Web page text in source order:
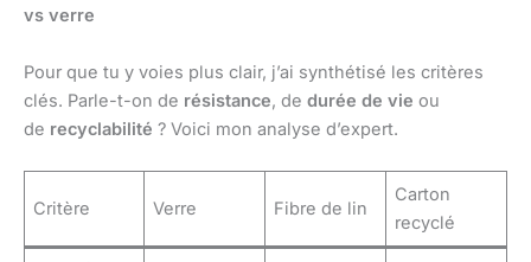
vs verre
Pour que tu y voies plus clair, j’ai synthétisé les critères
clés. Parle-t-on de résistance, de durée de vie ou
de recyclabilité ? Voici mon analyse d’expert.
Critère Verre Fibre de lin
Carton
recyclé